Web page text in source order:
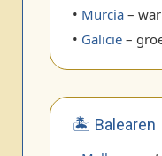
• Murcia –
• Galicië –
🏝️ Balearen